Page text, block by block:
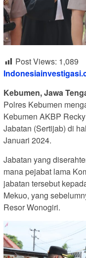
Post Views: 1,089
Kebumen, Jawa
Polres Kebumen
Kebumen AKBP
Jabatan (Sertijab) di
Januari 2024.
Jabatan yang
mana pejabat lama
jabatan tersebut
Mekuo, yang
Resor Wonogiri.